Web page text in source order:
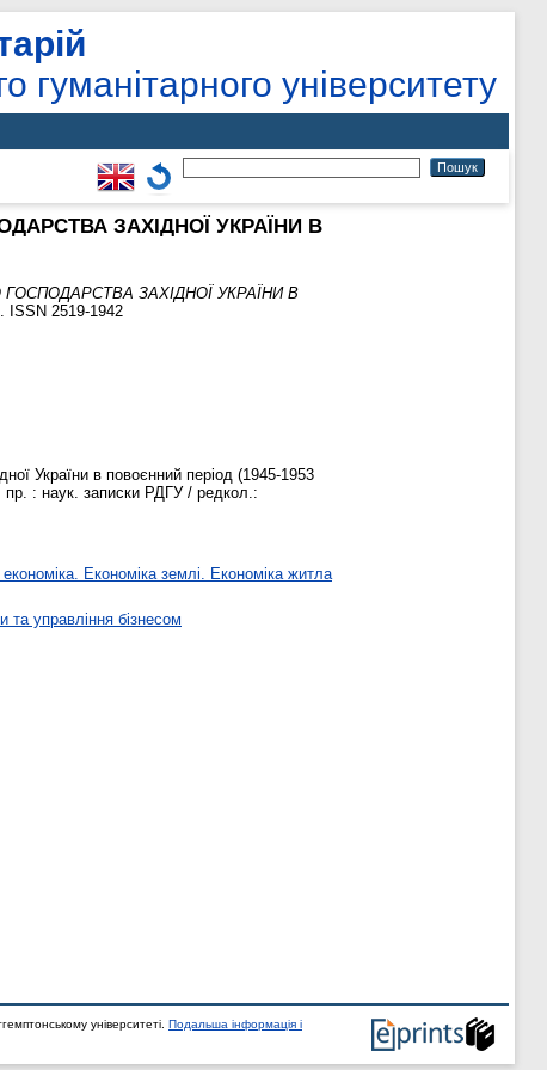
гуманітарного університету
ЗАХІДНОЇ УКРАЇНИ В
ЗАХІДНОЇ УКРАЇНИ В
ISSN 2519-1942
України в повоєнний період (1945-1953
пр. : наук. записки РДГУ / редкол.:
Економіка землі. Економіка житла
та управління бізнесом
університеті. Подальша інформація і